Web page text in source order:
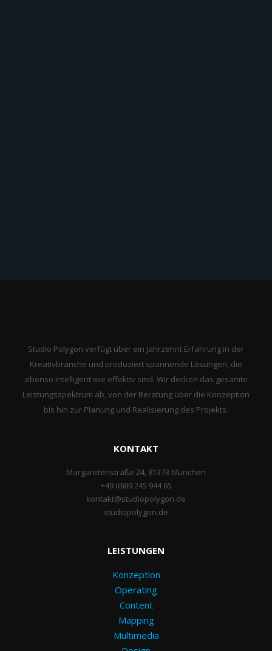
Studio Polygon verfügt über ein Jahrzehnt Erfahrung in der
Kreativbranche und produziert spannende Lösungen, die
ebenso intelligent wie effektiv sind. Wir decken das gesamte
Leistungsspektrum ab, von der Beratung über die Konzeption
bis hin zur Planung und Realisierung des Projekts.
KONTAKT
Margaretenstraße 24, 81373 München
+49 (0)89 245 944 65
kontakt@studiopolygon.de
studiopolygon.de
LEISTUNGEN
Konzeption
Operating
Content
Mapping
Multimedia